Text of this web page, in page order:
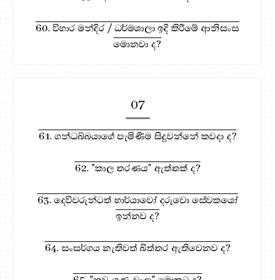
60. විහාර මන්දිර / ධර්මශාලා ඉදි කිරීමේ ආනිසංස
මොනවා ද?
07
61. ගන්ධබ්බයාගේ පැමිණීම සිදුවන්නේ කවදා ද?
62. "කාල තරණය" ඇත්තක් ද?
63. දෙවිවරුන්ටත් භාර්යාවෝ දරුවො සේවකයෝ
ඉන්නව ද?
64. සංසර්ගය නැතිවත් බිත්තර ඇතිවෙනව ද?